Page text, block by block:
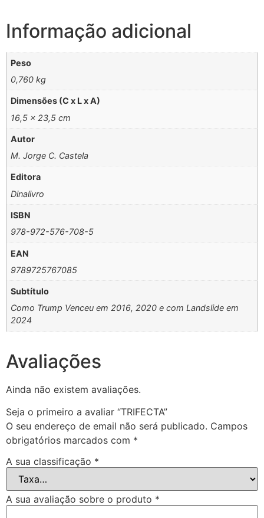
Informação adicional
Peso
0,760 kg
Dimensões (C x L x A)
16,5 × 23,5 cm
Autor
M. Jorge C. Castela
Editora
Dinalivro
ISBN
978-972-576-708-5
EAN
9789725767085
Subtítulo
Como Trump Venceu em 2016, 2020 e com Landslide em
2024
Avaliações
Ainda não existem avaliações.
Seja o primeiro a avaliar “TRIFECTA”
O seu endereço de email não será publicado. Campos
obrigatórios marcados com *
A sua classificação *
A sua avaliação sobre o produto *